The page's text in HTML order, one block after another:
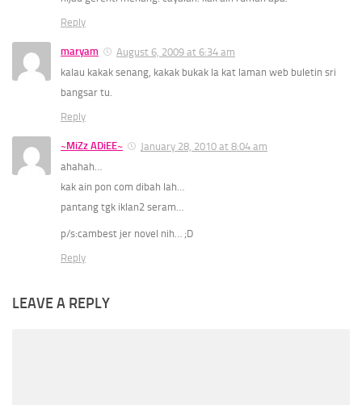
Reply
maryam
August 6, 2009 at 6:34 am
kalau kakak senang, kakak bukak la kat laman web buletin sri
bangsar tu.
Reply
~MiZz ADiEE~
January 28, 2010 at 8:04 am
ahahah…
kak ain pon com dibah lah…
pantang tgk iklan2 seram…
p/s:cambest jer novel nih… ;D
Reply
LEAVE A REPLY